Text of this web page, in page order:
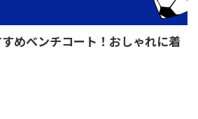
めベンチコート！おしゃれに着